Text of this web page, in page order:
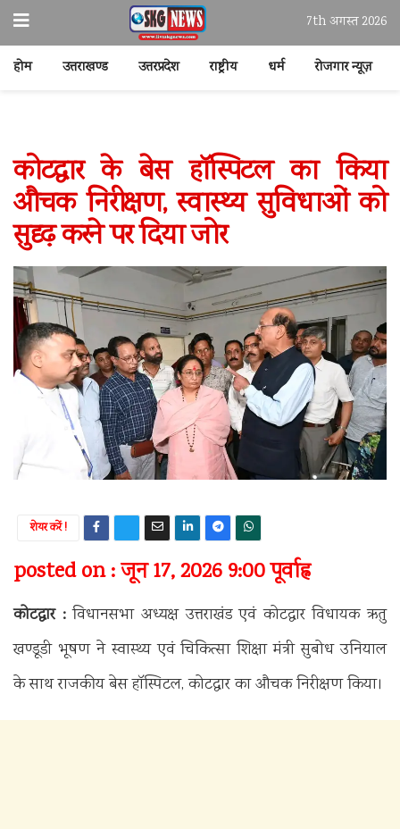
7th अगस्त 2026
होम उत्तराखण्ड उत्तरप्रदेश राष्ट्रीय धर्म रोजगार न्यूज़
कोटद्वार के बेस हॉस्पिटल का किया
औचक निरीक्षण, स्वास्थ्य सुविधाओं को
सुदृढ़ करने पर दिया जोर
शेयर करें !
posted on : जून 17, 2026 9:00 पूर्वाह्न
कोटद्वार :विधानसभा अध्यक्ष उत्तराखंड एवं कोटद्वार विधायक ऋतु
खण्डूडी भूषण ने स्वास्थ्य एवं चिकित्सा शिक्षा मंत्री सुबोध उनियाल
के साथ राजकीय बेस हॉस्पिटल, कोटद्वार का औचक निरीक्षण किया।